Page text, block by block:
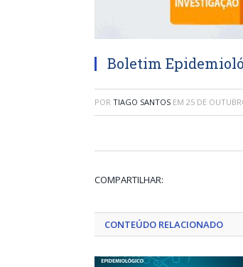
Boletim
POR TIAGO SANTOS EM 25 DE
COMPARTILHAR:
CONTEÚDO RELACIONADO